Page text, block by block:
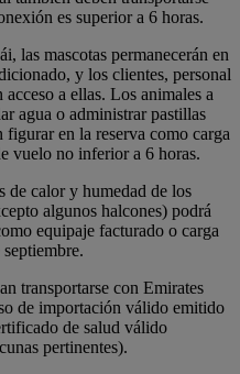
es superior a 6 horas.
las mascotas permanecerán en
y los clientes, personal
a ellas. Los animales a
agua o administrar pastillas
figurar en la reserva como carga
vuelo no inferior a 6 horas.
de calor y humedad de los
algunos halcones) podrá
equipaje facturado o carga
transportarse con Emirates
de importación válido emitido
de salud válido
pertinentes).